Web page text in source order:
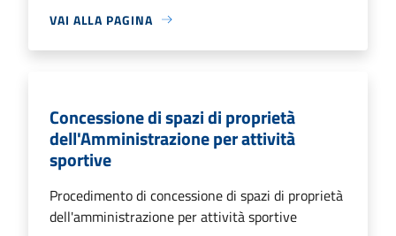
VAI ALLA PAGINA
Concessione di spazi di proprietà
dell'Amministrazione per attività
sportive
Procedimento di concessione di spazi di proprietà
dell'amministrazione per attività sportive